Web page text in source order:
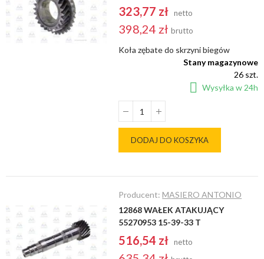
323,77 zł netto
398,24 zł brutto
Koła zębate do skrzyni biegów
Stany magazynowe
26 szt.
Wysyłka w 24h
DODAJ DO KOSZYKA
Producent:MASIERO ANTONIO
12868 WAŁEK ATAKUJĄCY
55270953 15-39-33 T
516,54 zł netto